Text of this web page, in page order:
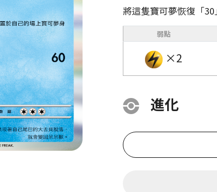
將這隻寶可夢恢復「30
弱點
×2
進化